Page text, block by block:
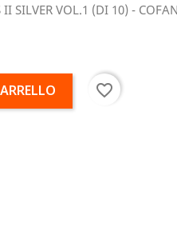
SILVER VOL.1 (DI 10) -
favorite_border